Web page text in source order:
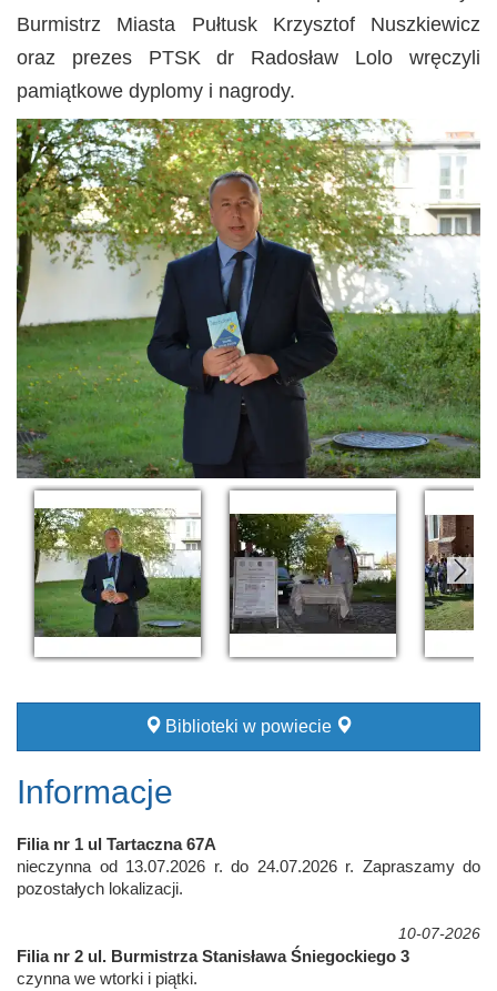
Burmistrz Miasta Pułtusk Krzysztof Nuszkiewicz
oraz prezes PTSK dr Radosław Lolo wręczyli
pamiątkowe dyplomy i nagrody.
Biblioteki w powiecie
Informacje
Filia nr 1 ul Tartaczna 67A
nieczynna od 13.07.2026 r. do 24.07.2026 r. Zapraszamy do
pozostałych lokalizacji.
10-07-2026
Filia nr 2 ul. Burmistrza Stanisława Śniegockiego 3
czynna we wtorki i piątki.